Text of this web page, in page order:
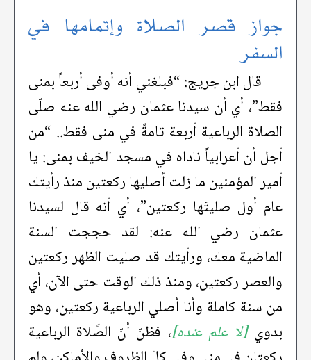
جواز قصر الصلاة وإتمامها في
السفر
قال ابن جريج: “فبلغني أنه أوفى أربعاً بمنى
فقط”، أي أن سيدنا عثمان رضي الله عنه صلّى
الصلاة الرباعية أربعة تامةً في منى فقط.. “من
أجل أن أعرابياً ناداه في مسجد الخيف بمنى: يا
أمير المؤمنين ما زلت أصليها ركعتين منذ رأيتك
عام أول صليتَها ركعتين”، أي أنه قال لسيدنا
عثمان رضي الله عنه: لقد حججت السنة
الماضية معك، ورأيتك قد صليت الظهر ركعتين
والعصر ركعتين، ومنذ ذلك الوقت حتى الآن، أي
من سنة كاملة وأنا أصلي الرباعية ركعتين، وهو
بدوي[لا علم عنده]، فظنّ أنّ الصَّلاة الرباعية